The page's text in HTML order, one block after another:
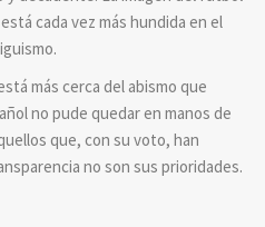
cada vez más hundida en el
más cerca del abismo que
no pude quedar en manos de
que, con su voto, han
no son sus prioridades.